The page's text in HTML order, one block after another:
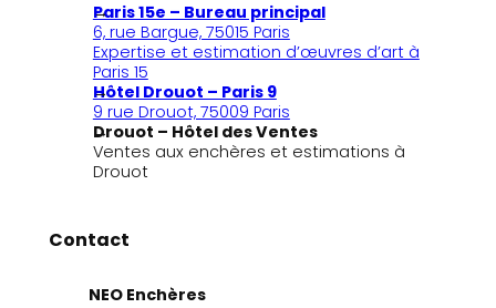
Paris 15e – Bureau principal
6, rue Bargue, 75015 Paris
Expertise et estimation d’œuvres d’art à
Paris 15
Hôtel Drouot – Paris 9
9 rue Drouot, 75009 Paris
Drouot – Hôtel des Ventes
Ventes aux enchères et estimations à
Drouot
Contact
NEO Enchères